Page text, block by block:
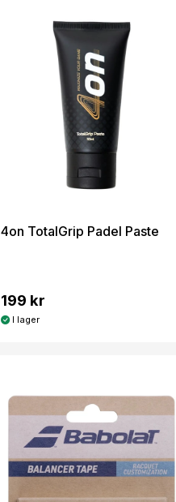
4on TotalGrip Padel Paste
199 kr
I lager